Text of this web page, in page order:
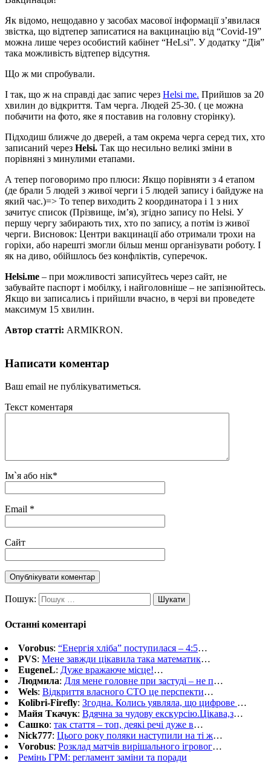
Як відомо, нещодавно у засобах масової інформації з’явилася
звістка, що відтепер записатися на вакцинацію від “Covid-19”
можна лише через особистий кабінет “HeLsi”. У додатку “Дія”
така можливість відтепер відсутня.
Що ж ми спробували.
І так, що ж на справді дає запис через Helsi me. Прийшов за 20
хвилин до відкриття. Там черга. Людей 25-30. ( це можна
побачити на фото, яке я поставив на головну сторінку).
Підходиш ближче до дверей, а там окрема черга серед тих, хто
записаний через Helsi. Так що несильно великі зміни в
порівняні з минулими етапами.
А тепер поговоримо про плюси: Якщо порівняти з 4 етапом
(де брали 5 людей з живої черги і 5 людей запису і байдуже на
який час.)=> То тепер виходить 2 координатора і 1 з них
зачитує список (Прізвище, ім’я), згідно запису по Helsi. У
першу чергу забирають тих, хто по запису, а потім із живої
черги. Висновок: Центри вакцинації або отримали трохи на
горіхи, або нарешті змогли більш менш організувати роботу. І
як на диво, обійшлось без конфліктів, суперечок.
Helsi.me – при можливості записуйтесь через сайт, не
забувайте паспорт і мобілку, і найголовніше – не запізнюйтесь.
Якщо ви записались і прийшли вчасно, в черзі ви проведете
максимум 15 хвилин.
Автор статті: ARMIKRON.
Написати коментар
Ваш email не публікуватиметься.
Текст коментаря
Ім`я або нік*
Email *
Сайт
Пошук:
Останні коментарі
Vorobus: “Енергія хліба” поступилася – 4:5…
PVS: Мене завжди цікавила така математик…
EugeneL: Дуже вражаюче місце!…
Людмила: Для мене головне при застуді – не п…
Wels: Відкриття власного СТО це перспекти…
Kolibri-Firefly: Згодна. Колись уявляла, що цифрове …
Майя Ткачук: Вдячна за чудову екскурсію.Цікава,з…
Сашко: так стаття – топ, деякі речі дуже в…
Nick777: Цього року поляки наступили на ті ж…
Vorobus: Розклад матчів вирішального ігровог…
Ремінь ГРМ: регламент заміни та поради